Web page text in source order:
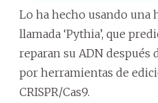
Lo ha hecho usando una
llamada ‘Pythia’, que
reparan su ADN después
por herramientas de
CRISPR/Cas9.